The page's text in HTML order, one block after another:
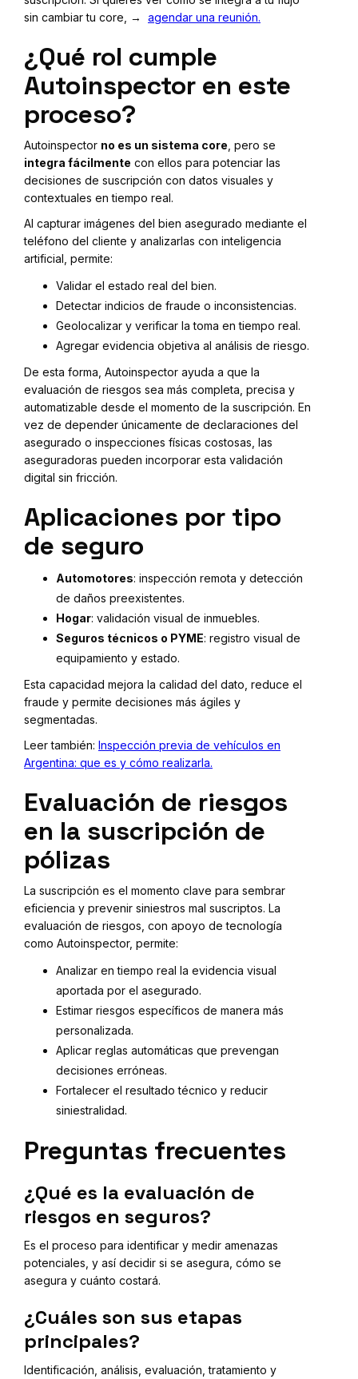
sin cambiar tu core, → agendar una reunión.
¿Qué rol cumple
Autoinspector en este
proceso?
Autoinspector no es un sistema core , pero se
integra fácilmente con ellos para potenciar las
decisiones de suscripción con datos visuales y
contextuales en tiempo real.
Al capturar imágenes del bien asegurado mediante el
teléfono del cliente y analizarlas con inteligencia
artificial, permite:
Validar el estado real del bien.
Detectar indicios de fraude o inconsistencias.
Geolocalizar y verificar la toma en tiempo real.
Agregar evidencia objetiva al análisis de riesgo.
De esta forma, Autoinspector ayuda a que la
evaluación de riesgos sea más completa, precisa y
automatizable desde el momento de la suscripción. En
vez de depender únicamente de declaraciones del
asegurado o inspecciones físicas costosas, las
aseguradoras pueden incorporar esta validación
digital sin fricción.
Aplicaciones por tipo
de seguro
Automotores: inspección remota y detección
de daños preexistentes.
Hogar: validación visual de inmuebles.
Seguros técnicos o PYME: registro visual de
equipamiento y estado.
Esta capacidad mejora la calidad del dato, reduce el
fraude y permite decisiones más ágiles y
segmentadas.
Leer también: Inspección previa de vehículos en
Argentina: que es y cómo realizarla.
Evaluación de riesgos
en la suscripción de
pólizas
La suscripción es el momento clave para sembrar
eficiencia y prevenir siniestros mal suscriptos. La
evaluación de riesgos, con apoyo de tecnología
como Autoinspector, permite:
Analizar en tiempo real la evidencia visual
aportada por el asegurado.
Estimar riesgos específicos de manera más
personalizada.
Aplicar reglas automáticas que prevengan
decisiones erróneas.
Fortalecer el resultado técnico y reducir
siniestralidad.
Preguntas frecuentes
¿Qué es la evaluación de
riesgos en seguros?
Es el proceso para identificar y medir amenazas
potenciales, y así decidir si se asegura, cómo se
asegura y cuánto costará.
¿Cuáles son sus etapas
principales?
Identificación, análisis, evaluación, tratamiento y